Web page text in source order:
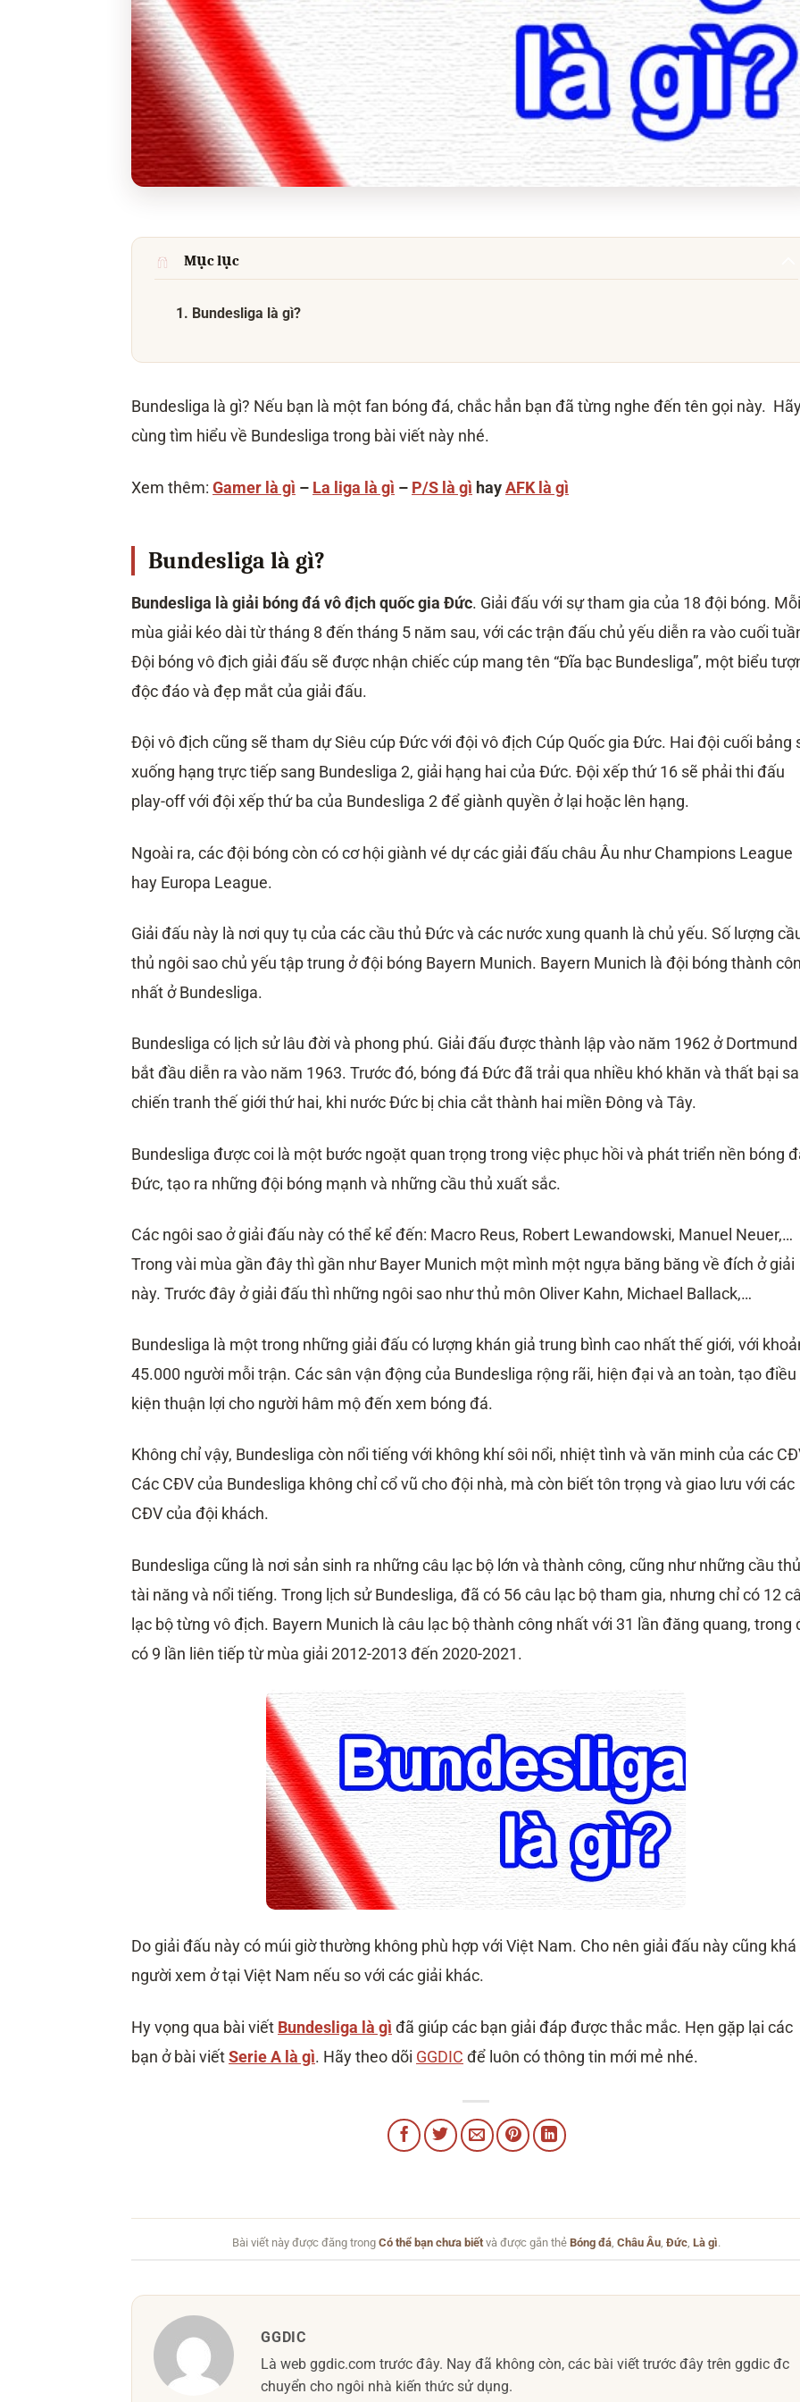
Mục lục
1. Bundesliga là gì?
Bundesliga là gì? Nếu bạn là một fan bóng đá, chắc hẳn bạn đã từng nghe đến tên gọi này.
cùng tìm hiểu về Bundesliga trong bài viết này nhé.
Xem thêm: Gamer là gì – La liga là gì – P/S là gì hayAFK là gì
Bundesliga là gì?
Bundesliga là giải bóng đá vô địch quốc gia Đức. Giải đấu với sự tham gia của 18 đội bóng. Mỗi
mùa giải kéo dài từ tháng 8 đến tháng 5 năm sau, với các trận đấu chủ yếu diễn ra vào cuối
Đội bóng vô địch giải đấu sẽ được nhận chiếc cúp mang tên “Đĩa bạc Bundesliga”, một biểu
độc đáo và đẹp mắt của giải đấu.
Đội vô địch cũng sẽ tham dự Siêu cúp Đức với đội vô địch Cúp Quốc gia Đức. Hai đội cuối bảng
xuống hạng trực tiếp sang Bundesliga 2, giải hạng hai của Đức. Đội xếp thứ 16 sẽ phải thi đấu
play-off với đội xếp thứ ba của Bundesliga 2 để giành quyền ở lại hoặc lên hạng.
Ngoài ra, các đội bóng còn có cơ hội giành vé dự các giải đấu châu Âu như Champions League
hay Europa League.
Giải đấu này là nơi quy tụ của các cầu thủ Đức và các nước xung quanh là chủ yếu. Số lượng
thủ ngôi sao chủ yếu tập trung ở đội bóng Bayern Munich. Bayern Munich là đội bóng thành
nhất ở Bundesliga.
Bundesliga có lịch sử lâu đời và phong phú. Giải đấu được thành lập vào năm 1962 ở Dortmund
bắt đầu diễn ra vào năm 1963. Trước đó, bóng đá Đức đã trải qua nhiều khó khăn và thất bại
chiến tranh thế giới thứ hai, khi nước Đức bị chia cắt thành hai miền Đông và Tây.
Bundesliga được coi là một bước ngoặt quan trọng trong việc phục hồi và phát triển nền bóng
Đức, tạo ra những đội bóng mạnh và những cầu thủ xuất sắc.
Các ngôi sao ở giải đấu này có thể kể đến: Macro Reus, Robert Lewandowski, Manuel Neuer,…
Trong vài mùa gần đây thì gần như Bayer Munich một mình một ngựa băng băng về đích ở giải
này. Trước đây ở giải đấu thì những ngôi sao như thủ môn Oliver Kahn, Michael Ballack,…
Bundesliga là một trong những giải đấu có lượng khán giả trung bình cao nhất thế giới, với
45.000 người mỗi trận. Các sân vận động của Bundesliga rộng rãi, hiện đại và an toàn, tạo điều
kiện thuận lợi cho người hâm mộ đến xem bóng đá.
Không chỉ vậy, Bundesliga còn nổi tiếng với không khí sôi nổi, nhiệt tình và văn minh của các
Các CĐV của Bundesliga không chỉ cổ vũ cho đội nhà, mà còn biết tôn trọng và giao lưu với các
CĐV của đội khách.
Bundesliga cũng là nơi sản sinh ra những câu lạc bộ lớn và thành công, cũng như những cầu thủ
tài năng và nổi tiếng. Trong lịch sử Bundesliga, đã có 56 câu lạc bộ tham gia, nhưng chỉ có 12
lạc bộ từng vô địch. Bayern Munich là câu lạc bộ thành công nhất với 31 lần đăng quang, trong
có 9 lần liên tiếp từ mùa giải 2012-2013 đến 2020-2021.
Do giải đấu này có múi giờ thường không phù hợp với Việt Nam. Cho nên giải đấu này cũng khá
người xem ở tại Việt Nam nếu so với các giải khác.
Hy vọng qua bài viết Bundesliga là gì đã giúp các bạn giải đáp được thắc mắc. Hẹn gặp lại các
bạn ở bài viếtSerie A là gì. Hãy theo dõi GGDIC để luôn có thông tin mới mẻ nhé.
Bài viết này được đăng trong Có thể bạn chưa biếtvà được gắn thẻ Bóng đá, Châu Âu, Đức, Là gì.
GGDIC
Là web ggdic.com trước đây. Nay đã không còn, các bài viết trước đây trên ggdic đc
chuyển cho ngôi nhà kiến thức sử dụng.